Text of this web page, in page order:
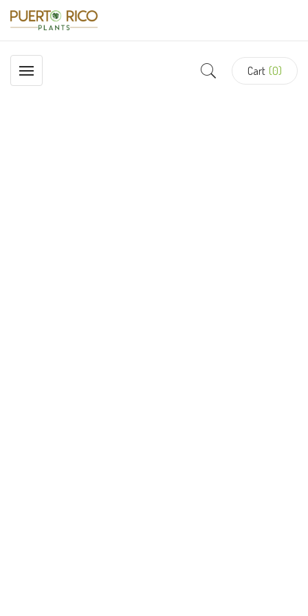
Cart (0)